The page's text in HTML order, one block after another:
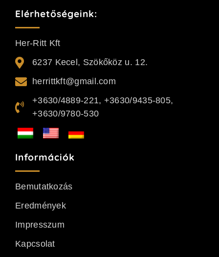
Elérhetőségeink:
Her-Ritt Kft
6237 Kecel, Szökőköz u. 12.
herrittkft@gmail.com
+3630/4889-221, +3630/9435-805,
+3630/9780-530
Információk
Bemutatkozás
Eredmények
Impresszum
Kapcsolat